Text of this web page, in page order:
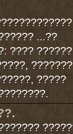
...??
????
?????